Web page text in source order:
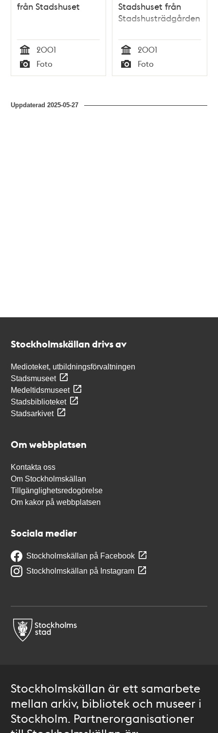
från Stadshuset
Tid
2001
Typ
Foto
Stadshuset från
Stadshusträdgården
Tid
2001
Typ
Foto
Uppdaterad2025-05-27
Stockholmskällan drivs av
Medioteket, utbildningsförvaltningen
Stadsmuseet
Medeltidsmuseet
Stadsbiblioteket
Stadsarkivet
Om webbplatsen
Kontakta oss
Om Stockholmskällan
Tillgänglighetsredogörelse
Om kakor på webbplatsen
Sociala medier
Stockholmskällan på Facebook
Stockholmskällan på Instagram
Stockholmskällan är ett samarbete
mellan arkiv, bibliotek och museer i
Stockholm. Partnerorganisationer